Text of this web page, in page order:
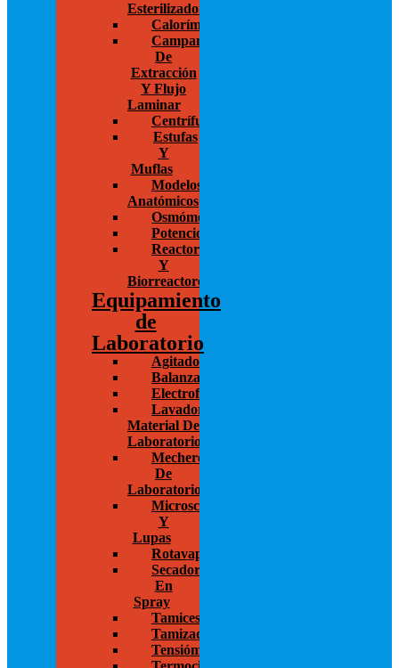
Esterilizadores
Calorímetros
Campanas
De
Extracción
Y Flujo
Laminar
Centrífugas
Estufas
Y
Muflas
Modelos
Anatómicos
Osmómetros
Potenciostato
Reactores
Y
Biorreactores
Equipamiento
de
Laboratorio
Agitadores
Balanzas
Electroforesis
Lavadoras
Material De
Laboratorio
Mecheros
De
Laboratorio
Microscopios
Y
Lupas
Rotavapor
Secador
En
Spray
Tamices
Tamizadoras
Tensiómetros